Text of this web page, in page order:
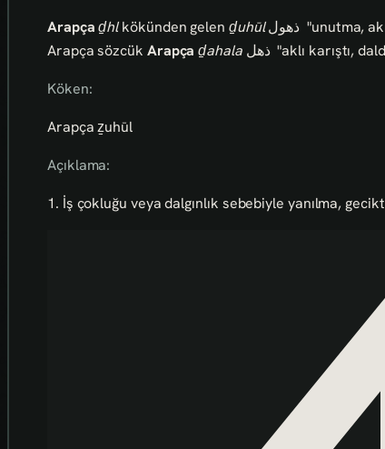
Arapça ḏhlkökünden gelen ḏuhūl
"unutma,
Arapça sözcük Arapça ḏahala ذهل "aklı karıştı,
Köken:
Arapça ẕuhūl
Açıklama:
1. İş çokluğu veya dalgınlık sebebiyle yanılma,